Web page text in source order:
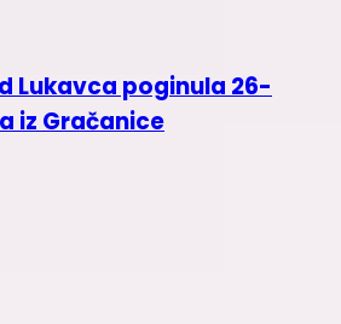
Lukavca poginula 26-
iz Gračanice